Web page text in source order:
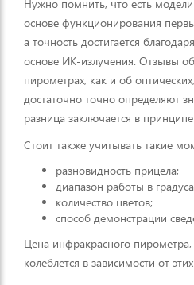
Нужно помнить, что есть
основе функционирования
а точность достигается
основе ИК-излучения. Отзывы
пирометрах, как и об
достаточно точно определяют
разница заключается в
Стоит также учитывать такие
разновидность прицела;
диапазон работы в
количество цветов;
способ демонстрации
Цена инфракрасного пирометра,
колеблется в зависимости от